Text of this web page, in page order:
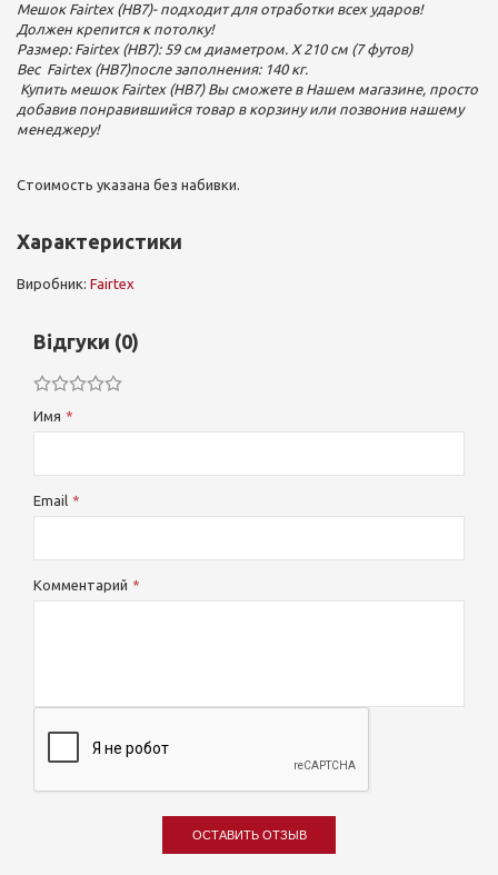
Мешок Fairtex (HB7)- подходит для отработки всех ударов!
Должен крепится к потолку!
Размер: Fairtex (HB7): 59 см диаметром. Х 210 см (7 футов)
Вес Fairtex (HB7)после заполнения: 140 кг.
Купить мешок Fairtex (HB7) Вы сможете в Нашем магазине, просто
добавив понравившийся товар в корзину или позвонив нашему
менеджеру!
Стоимость указана без набивки.
Характеристики
Виробник: Fairtex
Відгуки (0)
Имя
Email
Комментарий
ОСТАВИТЬ ОТЗЫВ